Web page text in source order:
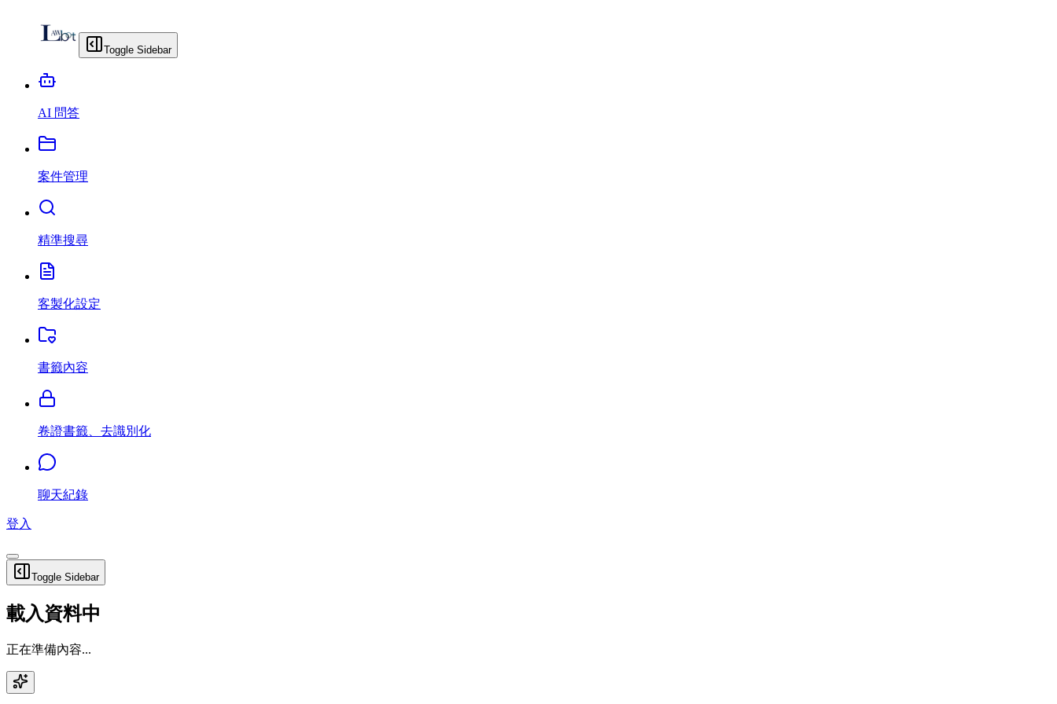
Toggle Sidebar
AI 問答
案件管理
精準搜尋
客製化設定
書籤內容
卷證書籤、去識別化
聊天紀錄
登入
Toggle Sidebar
載入資料中
正在準備內容...